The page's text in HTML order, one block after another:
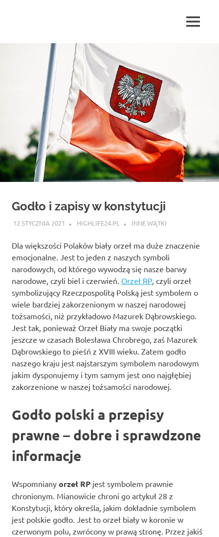
MENU
Godło i zapisy w konstytucji
12 STYCZNIA 2021 HIGHLIFE24.PL INNE WĄTKI
Dla większości Polaków biały orzeł ma duże znaczenie
emocjonalne. Jest to jeden z naszych symboli
narodowych, od którego wywodzą się nasze barwy
narodowe, czyli biel i czerwień. Orzeł RP, czyli orzeł
symbolizujący Rzeczpospolitą Polską jest symbolem o
wiele bardziej zakorzenionym w naszej narodowej
tożsamości, niż przykładowo Mazurek Dąbrowskiego.
Jest tak, ponieważ Orzeł Biały ma swoje początki
jeszcze w czasach Bolesława Chrobrego, zaś Mazurek
Dąbrowskiego to pieśń z XVIII wieku. Zatem godło
naszego kraju jest najstarszym symbolem narodowym
jakim dysponujemy i tym samym jest ono najgłębiej
zakorzenione w naszej tożsamości narodowej.
Godło polski a przepisy
prawne – dobre i sprawdzone
informacje
Wspomniany orzeł RP jest symbolem prawnie
chronionym. Mianowicie chroni go artykuł 28 z
Konstytucji, który określa, jakim dokładnie symbolem
jest polskie godło. Jest to orzeł biały w koronie w
czerwonym polu, zwrócony w prawą stronę. Przez jakiś